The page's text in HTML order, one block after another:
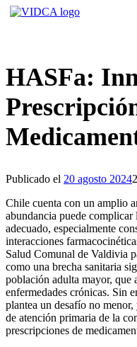
Saltar
HASFa:
Publicado el 20 agosto 2024
Chile cuenta con un amplio
abundancia puede
adecuado, especialmente
interacciones
Salud Comunal de Valdivia
como una brecha sanitaria
población adulta mayor, que
enfermedades crónicas. Sin
plantea un desafío no
de atención primaria de la
prescripciones de